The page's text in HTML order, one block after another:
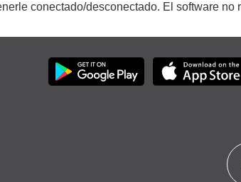
conectado/desconectado. El software